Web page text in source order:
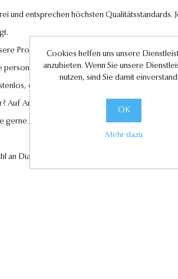
und entsprechen höchsten
Produkte und legen großen Wert auf Ihre
personalisierte Geschenkkarten hinzufügen, um
ebenso wie der Rückversand im Falle
Auf Anfrage können wir es für Sie anfertigen
gerne zur Verfügung unter
an Diamantschmuck, hochwertigen
Cookies helfen uns unsere
anzubieten. Wenn Sie unsere
nutzen, sind Sie damit
OK
Mehr dazu